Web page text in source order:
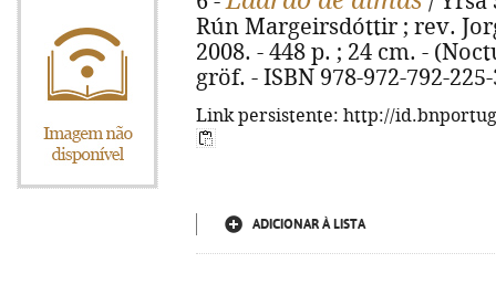
Rún Margeirsdóttir ; rev.
2008. - 448 p. ; 24 cm. -
gröf. - ISBN 978-972-792-
Link persistente: http://
ADICIONAR À LISTA